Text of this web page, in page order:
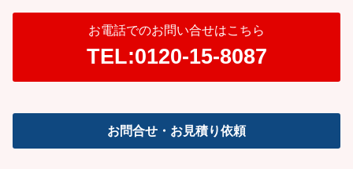
お電話でのお問い合せはこちら
TEL:0120-15-8087
お問合せ・お見積り依頼